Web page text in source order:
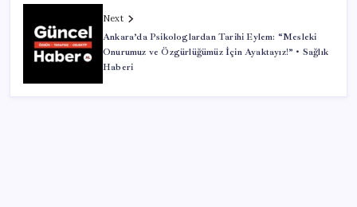
Next
Ankara’da Psikologlardan Tarihi Eylem: “Mesleki
Onurumuz ve Özgürlüğümüz İçin Ayaktayız!” • Sağlık
Haberi